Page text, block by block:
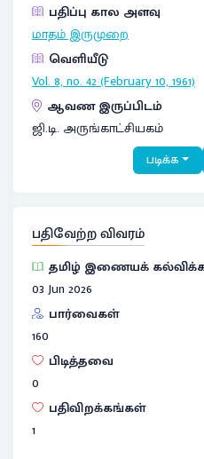
பதிப்பு கால அளவு
மாதம் இருமுறை
வெளியீடு
Vol. 8, no. 42 (February 10, 1961)
ஆவண இருப்பிடம்
ஜி.டி. அருங்காட்சியகம்
படிக்க
பதிவேற்ற விவரம்
தமிழ் இணையக்
03 Jun 2026
பார்வைகள்
160
பிடித்தவை
0
பதிவிறக்கங்கள்
1